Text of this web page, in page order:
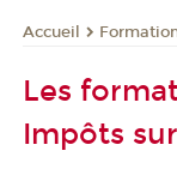
Accueil
Les
Impôts